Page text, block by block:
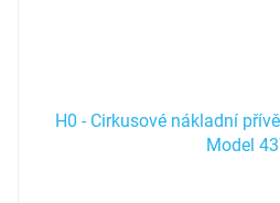
H0 - Cirkusové nákladní
Model